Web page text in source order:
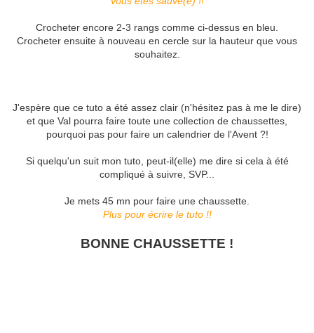
Crocheter encore 2-3 rangs comme ci-dessus en bleu.
Crocheter ensuite à nouveau en cercle sur la hauteur que vous
souhaitez.
J'espère que ce tuto a été assez clair (n'hésitez pas à me le dire)
et que Val pourra faire toute une collection de chaussettes,
pourquoi pas pour faire un calendrier de l'Avent ?!
Si quelqu'un suit mon tuto, peut-il(elle) me dire si cela à été
compliqué à suivre, SVP...
Je mets 45 mn pour faire une chaussette.
Plus pour écrire le tuto !!
BONNE CHAUSSETTE !